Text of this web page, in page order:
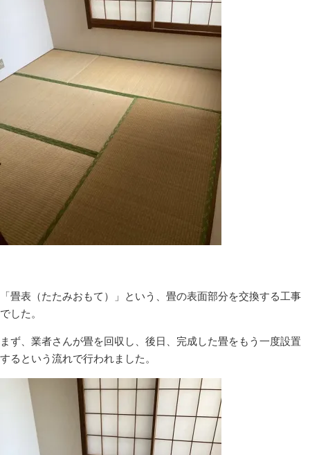
「畳表（たたみおもて）」という、畳の表面部分を交換する工事
でした。
まず、業者さんが畳を回収し、後日、完成した畳をもう一度設置
するという流れで行われました。